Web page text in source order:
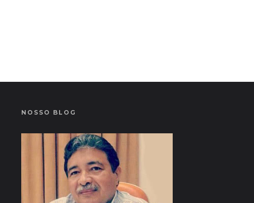
NOSSO BLOG